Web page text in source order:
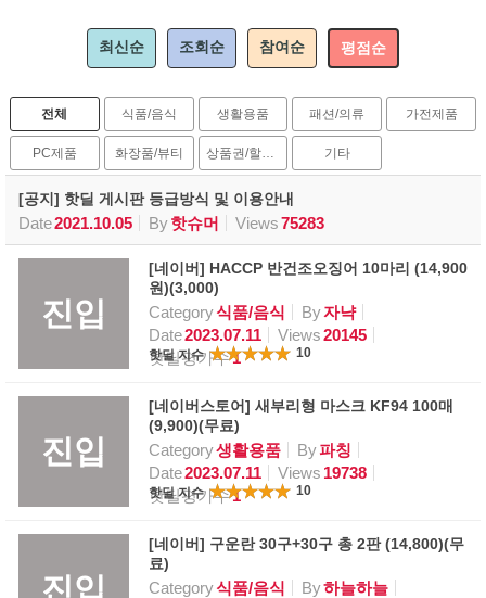
최신순 조회순 참여순 평점순
전체 식품/음식 생활용품 패션/의류 가전제품
PC제품 화장품/뷰티 상품권/할인권 기타
[공지] 핫딜 게시판 등급방식 및 이용안내
Date2021.10.05 By핫슈머 Views75283
진입
[네이버] HACCP 반건조오징어 10마리 (14,900
원)(3,000)
Category식품/음식 By자냑
Date2023.07.11 Views20145
핫딜평가수1
핫딜 지수 10
진입
[네이버스토어] 새부리형 마스크 KF94 100매
(9,900)(무료)
Category생활용품 By파칭
Date2023.07.11 Views 19738
핫딜평가수1
핫딜 지수 10
진입
[네이버] 구운란 30구+30구 총 2판 (14,800)(무
료)
Category식품/음식 By하늘하늘